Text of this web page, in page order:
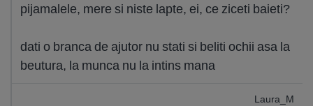
pijamalele, mere si niste lapte, ei, ce ziceti baieti?
dati o branca de ajutor nu stati si beliti ochii asa la
beutura, la munca nu la intins mana
Laura_M